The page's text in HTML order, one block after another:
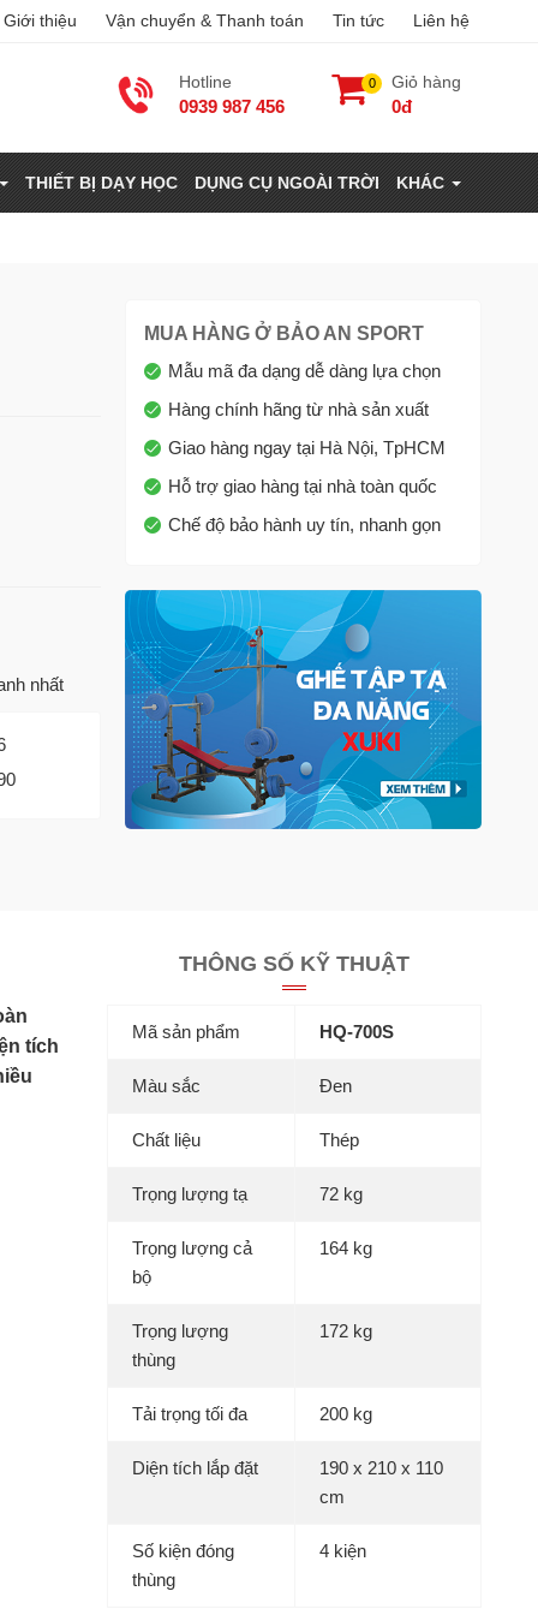
Giới thiệu Vận chuyển & Thanh toán Tin tức Liên hệ
Hotline
0939 987 456
0 Giỏ hàng
0đ
THIẾT BỊ DẠY HỌC DỤNG CỤ NGOÀI TRỜI KHÁC
nhất
MUA HÀNG Ở BẢO AN SPORT
Mẫu mã đa dạng dễ dàng lựa chọn
Hàng chính hãng từ nhà sản xuất
Giao hàng ngay tại Hà Nội, TpHCM
Hỗ trợ giao hàng tại nhà toàn quốc
Chế độ bảo hành uy tín, nhanh gọn
tích
THÔNG SỐ KỸ THUẬT
Mã sản phẩm HQ-700S
Màu sắc Đen
Chất liệu Thép
Trọng lượng tạ 72 kg
Trọng lượng cả
bộ
164 kg
Trọng lượng
thùng
172 kg
Tải trọng tối đa 200 kg
Diện tích lắp đặt
190 x 210 x 110
cm
Số kiện đóng
thùng
4 kiện